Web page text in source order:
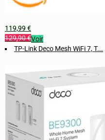
119,99 €
129,90 €Voir
TP-Link Deco Mesh WiFi 7, T...